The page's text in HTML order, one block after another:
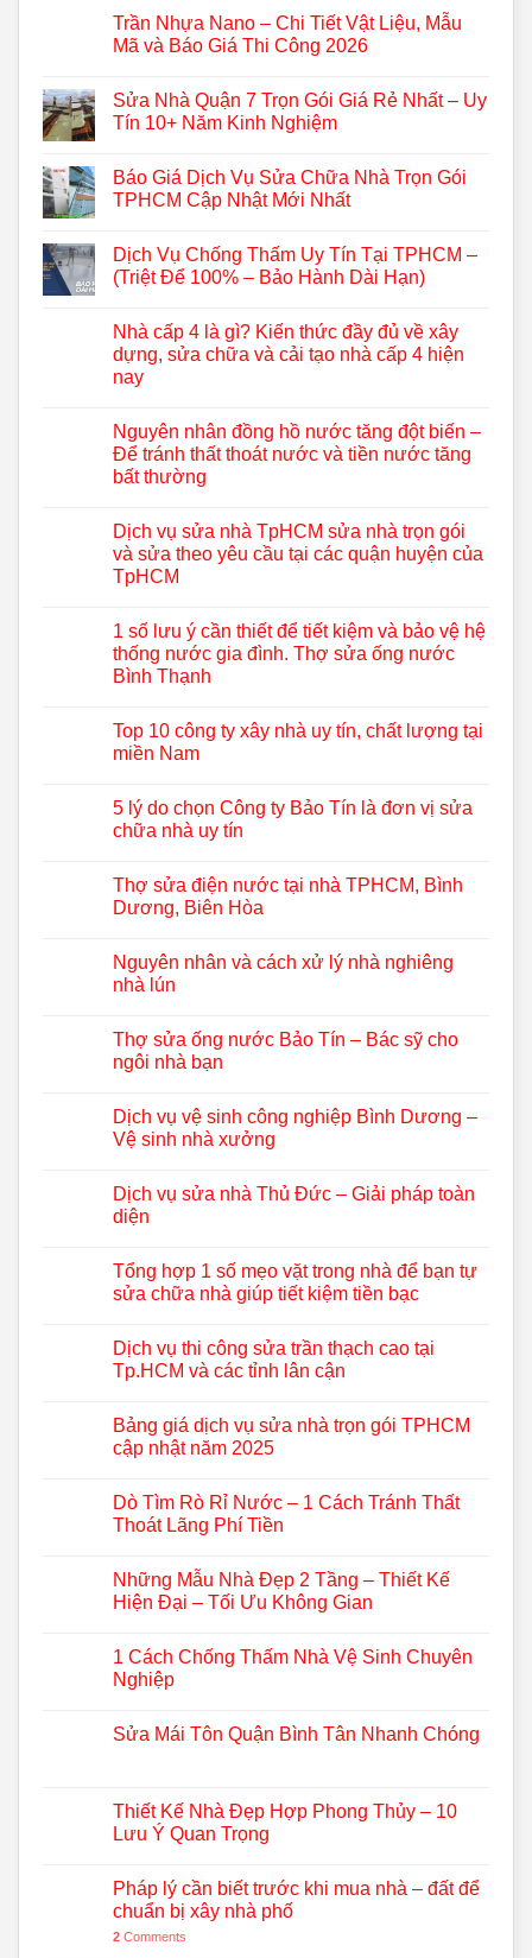
Trần Nhựa Nano – Chi Tiết Vật Liệu, Mẫu
Mã và Báo Giá Thi Công 2026
Sửa Nhà Quận 7 Trọn Gói Giá Rẻ Nhất – Uy
Tín 10+ Năm Kinh Nghiệm
Báo Giá Dịch Vụ Sửa Chữa Nhà Trọn Gói
TPHCM Cập Nhật Mới Nhất
Dịch Vụ Chống Thấm Uy Tín Tại TPHCM –
(Triệt Để 100% – Bảo Hành Dài Hạn)
Nhà cấp 4 là gì? Kiến thức đầy đủ về xây
dựng, sửa chữa và cải tạo nhà cấp 4 hiện
nay
Nguyên nhân đồng hồ nước tăng đột biến –
Để tránh thất thoát nước và tiền nước tăng
bất thường
Dịch vụ sửa nhà TpHCM sửa nhà trọn gói
và sửa theo yêu cầu tại các quận huyện của
TpHCM
1 số lưu ý cần thiết để tiết kiệm và bảo vệ hệ
thống nước gia đình. Thợ sửa ống nước
Bình Thạnh
Top 10 công ty xây nhà uy tín, chất lượng tại
miền Nam
5 lý do chọn Công ty Bảo Tín là đơn vị sửa
chữa nhà uy tín
Thợ sửa điện nước tại nhà TPHCM, Bình
Dương, Biên Hòa
Nguyên nhân và cách xử lý nhà nghiêng
nhà lún
Thợ sửa ống nước Bảo Tín – Bác sỹ cho
ngôi nhà bạn
Dịch vụ vệ sinh công nghiệp Bình Dương –
Vệ sinh nhà xưởng
Dịch vụ sửa nhà Thủ Đức – Giải pháp toàn
diện
Tổng hợp 1 số mẹo vặt trong nhà để bạn tự
sửa chữa nhà giúp tiết kiệm tiền bạc
Dịch vụ thi công sửa trần thạch cao tại
Tp.HCM và các tỉnh lân cận
Bảng giá dịch vụ sửa nhà trọn gói TPHCM
cập nhật năm 2025
Dò Tìm Rò Rỉ Nước – 1 Cách Tránh Thất
Thoát Lãng Phí Tiền
Những Mẫu Nhà Đẹp 2 Tầng – Thiết Kế
Hiện Đại – Tối Ưu Không Gian
1 Cách Chống Thấm Nhà Vệ Sinh Chuyên
Nghiệp
Sửa Mái Tôn Quận Bình Tân Nhanh Chóng
Thiết Kế Nhà Đẹp Hợp Phong Thủy – 10
Lưu Ý Quan Trọng
Pháp lý cần biết trước khi mua nhà – đất để
chuẩn bị xây nhà phố
2 Comments